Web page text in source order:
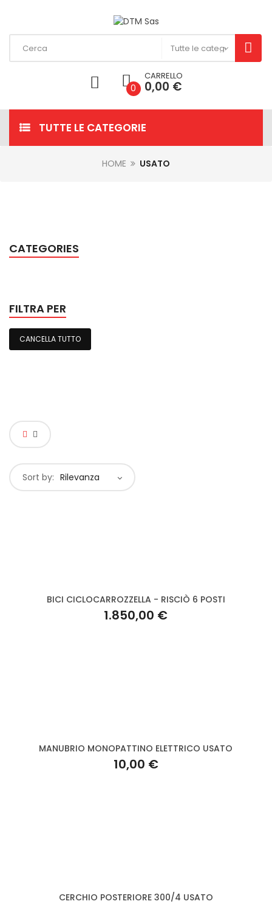
0
CARRELLO
0,00 €
TUTTE LE CATEGORIE
HOME USATO
CATEGORIES
FILTRA PER
CANCELLA TUTTO
Sort by: Rilevanza
BICI CICLOCARROZZELLA - RISCIÒ 6 POSTI
1.850,00 €
MANUBRIO MONOPATTINO ELETTRICO USATO
10,00 €
CERCHIO POSTERIORE 300/4 USATO